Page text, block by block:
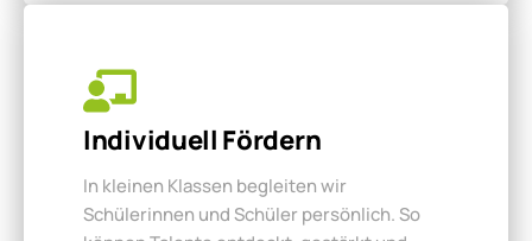
Individuell Fördern
In kleinen Klassen begleiten wir
Schülerinnen und Schüler persönlich. So